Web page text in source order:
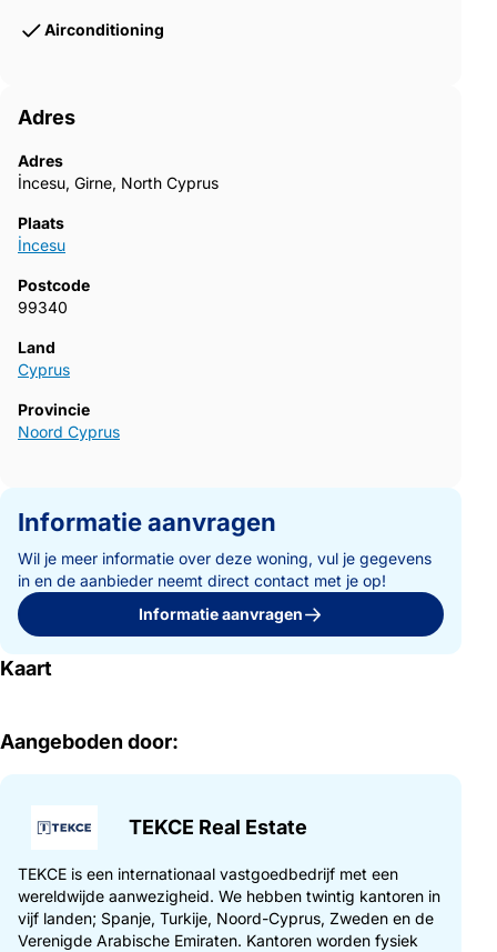
Airconditioning
Adres
Adres
İncesu, Girne, North Cyprus
Plaats
İncesu
Postcode
99340
Land
Cyprus
Provincie
Noord Cyprus
Informatie aanvragen
Wil je meer informatie over deze woning, vul je gegevens
in en de aanbieder neemt direct contact met je op!
Informatie aanvragen
Kaart
Aangeboden door:
TEKCE Real Estate
TEKCE is een internationaal vastgoedbedrijf met een
wereldwijde aanwezigheid. We hebben twintig kantoren in
vijf landen; Spanje, Turkije, Noord-Cyprus, Zweden en de
Verenigde Arabische Emiraten. Kantoren worden fysiek